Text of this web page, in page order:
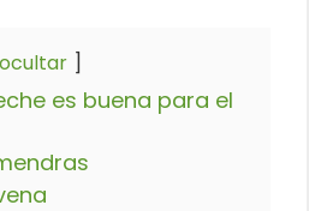
ocultar
es buena para el